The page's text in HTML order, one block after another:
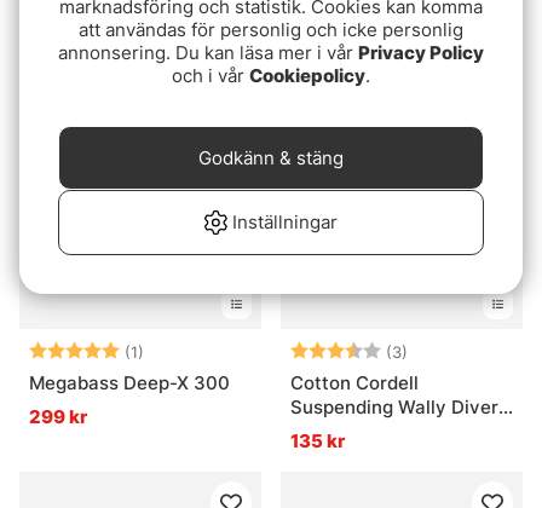
Crank
99 kr
Gunki Kraken 65 F
105 kr
Betyg: (1)
5.0 utav 5 stjärnor
Megabass Deep-X 300
299 kr
Betyg: (3)
Cotton Cordell
Suspending Wally Diver
8cm 14g
135 kr
marknadsföring och statistik. Cookies kan komma
att användas för personlig och icke personlig
annonsering. Du kan läsa mer i vår Privacy Policy
och i vår Cookiepolicy.
Inställningar
Godkänn & stäng